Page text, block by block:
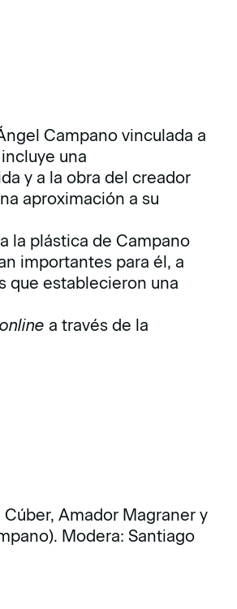
Campano vinculada a
una
y a la obra del creador
aproximación a su
la plástica de Campano
importantes para él, a
que establecieron una
online a través de la
Amador Magraner y
Modera: Santiago